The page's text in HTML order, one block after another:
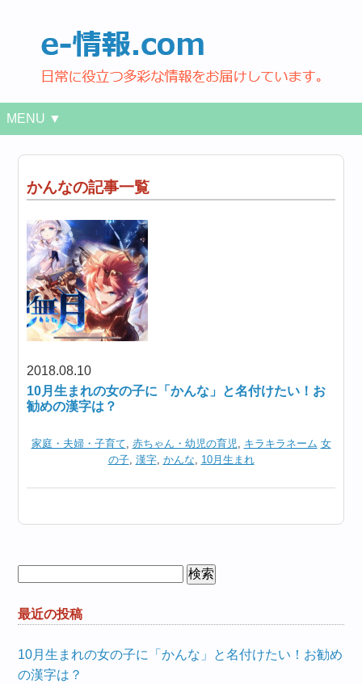
MENU ▼
かんなの記事一覧
2018.08.10
10月生まれの女の子に「かんな」と名付けたい！お
勧めの漢字は？
家庭・夫婦・子育て, 赤ちゃん・幼児の育児, キラキラネーム 女
の子, 漢字, かんな, 10月生まれ
最近の投稿
10月生まれの女の子に「かんな」と名付けたい！お勧め
の漢字は？